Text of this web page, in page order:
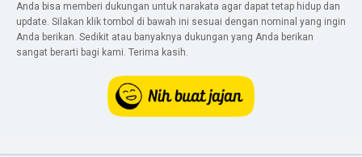
Anda bisa memberi dukungan untuk narakata agar dapat tetap hidup dan
update. Silakan klik tombol di bawah ini sesuai dengan nominal yang ingin
Anda berikan. Sedikit atau banyaknya dukungan yang Anda berikan
sangat berarti bagi kami. Terima kasih.